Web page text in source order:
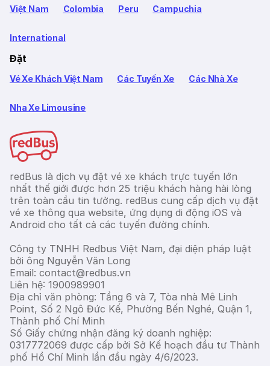
Việt Nam Colombia Peru Campuchia
International
Đặt
Vé Xe Khách Việt Nam Các Tuyến Xe Các Nhà Xe
Nha Xe Limousine
redBus là dịch vụ đặt vé xe khách trực tuyến lớn
nhất thế giới được hơn 25 triệu khách hàng hài lòng
trên toàn cầu tin tưởng. redBus cung cấp dịch vụ đặt
vé xe thông qua website, ứng dụng di động iOS và
Android cho tất cả các tuyến đường chính.
Công ty TNHH Redbus Việt Nam, đại diện pháp luật
bởi ông Nguyễn Văn Long
Email: contact@redbus.vn
Liên hệ: 1900989901
Địa chỉ văn phòng: Tầng 6 và 7, Tòa nhà Mê Linh
Point, Số 2 Ngô Đức Kế, Phường Bến Nghé, Quận 1,
Thành phố Chí Minh
Số Giấy chứng nhận đăng ký doanh nghiệp:
0317772069 được cấp bởi Sở Kế hoạch đầu tư Thành
phố Hồ Chí Minh lần đầu ngày 4/6/2023.